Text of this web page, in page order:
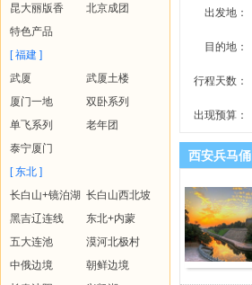
昆大丽版香
北京成团
特色产品
[ 福建 ]
武厦
武厦土楼
厦门一地
双卧系列
单飞系列
老年团
泰宁厦门
[ 东北 ]
长白山+镜泊湖 长白山西北坡
黑吉辽连线
东北+内蒙
五大连池
漠河北极村
中俄边境
朝鲜边境
出发地：
目的地：
行程天数：
出现预算：
西安兵马俑